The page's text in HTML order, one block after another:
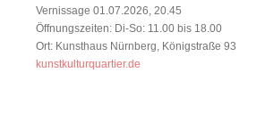
Vernissage 01.07.2026, 20.45
Öffnungszeiten: Di-So: 11.00 bis 18.00
Ort: Kunsthaus Nürnberg, Königstraße 93
kunstkulturquartier.de